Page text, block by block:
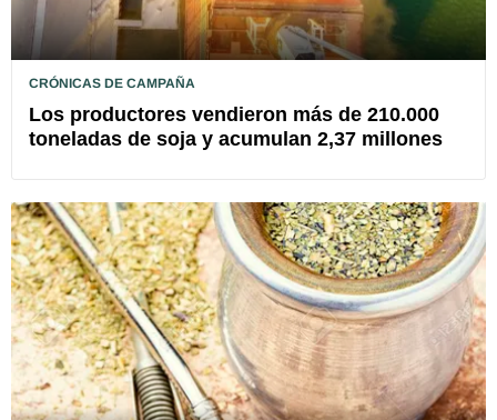
CRÓNICAS DE CAMPAÑA
Los productores vendieron más de 210.000
toneladas de soja y acumulan 2,37 millones